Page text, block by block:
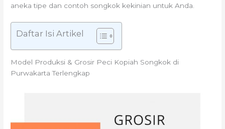
aneka tipe dan contoh songkok kekinian untuk Anda.
Daftar Isi Artikel
Model Produksi & Grosir Peci Kopiah Songkok di
Purwakarta Terlengkap